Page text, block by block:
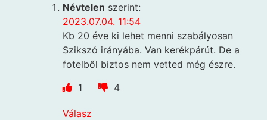
Névtelen szerint:
2023.07.04. 11:54
Kb 20 éve ki lehet menni szabályosan
Szikszó irányába. Van kerékpárút. De a
fotelből biztos nem vetted még észre.
1
4
Válasz